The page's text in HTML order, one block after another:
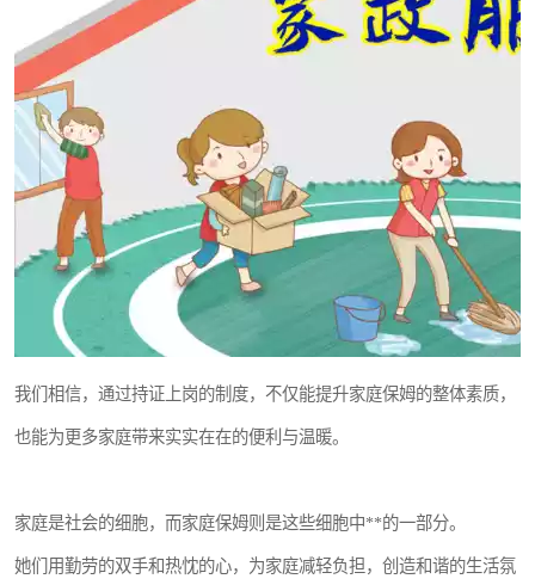
我们相信，通过持证上岗的制度，不仅能提升家庭保姆的整体素质，
也能为更多家庭带来实实在在的便利与温暖。
家庭是社会的细胞，而家庭保姆则是这些细胞中**的一部分。
她们用勤劳的双手和热忱的心，为家庭减轻负担，创造和谐的生活氛